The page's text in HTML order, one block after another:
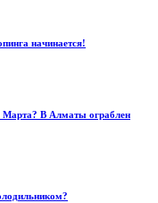
начинается!
Марта? В Алматы ограблен